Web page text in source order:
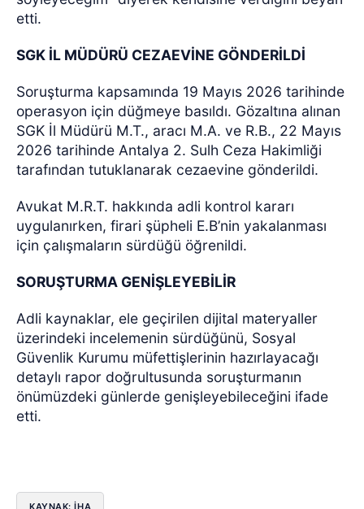
etti.
SGK İL MÜDÜRÜ CEZAEVİNE GÖNDERİLDİ
Soruşturma kapsamında 19 Mayıs 2026 tarihinde
operasyon için düğmeye basıldı. Gözaltına alınan
SGK İl Müdürü M.T., aracı M.A. ve R.B., 22 Mayıs
2026 tarihinde Antalya 2. Sulh Ceza Hakimliği
tarafından tutuklanarak cezaevine gönderildi.
Avukat M.R.T. hakkında adli kontrol kararı
uygulanırken, firari şüpheli E.B’nin yakalanması
için çalışmaların sürdüğü öğrenildi.
SORUŞTURMA GENİŞLEYEBİLİR
Adli kaynaklar, ele geçirilen dijital materyaller
üzerindeki incelemenin sürdüğünü, Sosyal
Güvenlik Kurumu müfettişlerinin hazırlayacağı
detaylı rapor doğrultusunda soruşturmanın
önümüzdeki günlerde genişleyebileceğini ifade
etti.
KAYNAK: İHA